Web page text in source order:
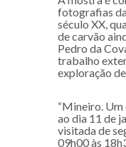
fotografias
século XX,
de carvão
Pedro da
trabalho
exploração
“Mineiro.
ao dia 11 de
visitada de
09h00 às